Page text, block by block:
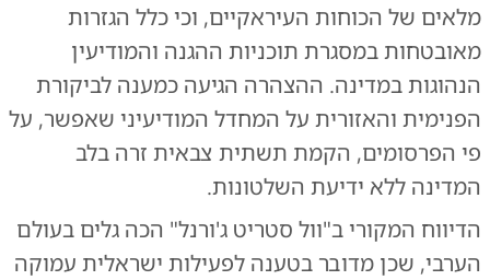
מלאים של הכוחות העיראקיים, וכי כלל הגזרות
מאובטחות במסגרת תוכניות ההגנה והמודיעין
הנהוגות במדינה. ההצהרה הגיעה כמענה לביקורת
הפנימית והאזורית על המחדל המודיעיני שאפשר, על
פי הפרסומים, הקמת תשתית צבאית זרה בלב
המדינה ללא ידיעת השלטונות.
הדיווח המקורי ב"וול סטריט ג'ורנל" הכה גלים בעולם
הערבי, שכן מדובר בטענה לפעילות ישראלית עמוקה